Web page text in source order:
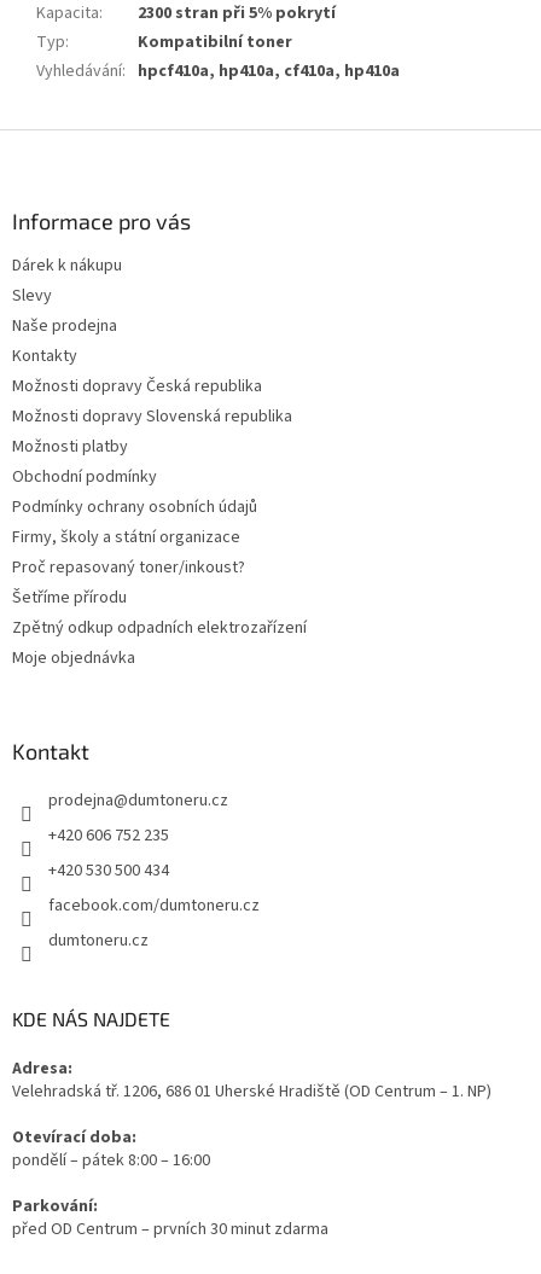
Kapacita:
2300 stran při 5% pokrytí
Typ:
Kompatibilní toner
Vyhledávání: hpcf410a, hp410a, cf410a, hp410a
Informace pro vás
Dárek k nákupu
Slevy
Naše prodejna
Kontakty
Možnosti dopravy Česká republika
Možnosti dopravy Slovenská republika
Možnosti platby
Obchodní podmínky
Podmínky ochrany osobních údajů
Firmy, školy a státní organizace
Proč repasovaný toner/inkoust?
Šetříme přírodu
Zpětný odkup odpadních elektrozařízení
Moje objednávka
Kontakt
prodejna@dumtoneru.cz
+420 606 752 235
+420 530 500 434
facebook.com/dumtoneru.cz
dumtoneru.cz
KDE NÁS NAJDETE
Adresa:
Velehradská tř. 1206, 686 01 Uherské Hradiště (OD Centrum – 1. NP)
Otevírací doba:
pondělí – pátek 8:00 – 16:00
Parkování:
před OD Centrum – prvních 30 minut zdarma